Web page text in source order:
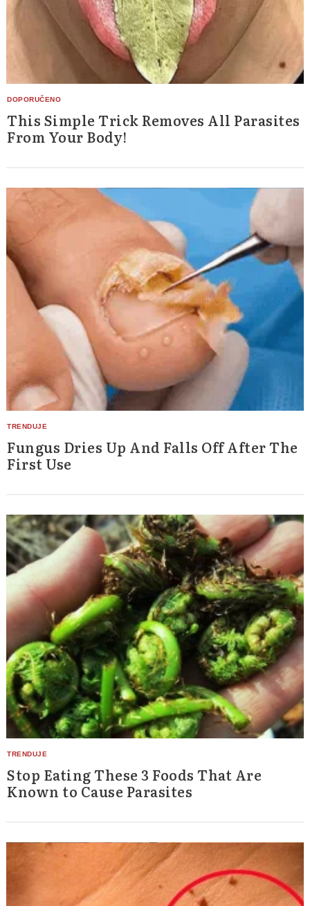
This Simple Trick Removes All Parasites
From Your Body!
Fungus Dries Up And Falls Off After The
First Use
Stop Eating These 3 Foods That Are
Known to Cause Parasites